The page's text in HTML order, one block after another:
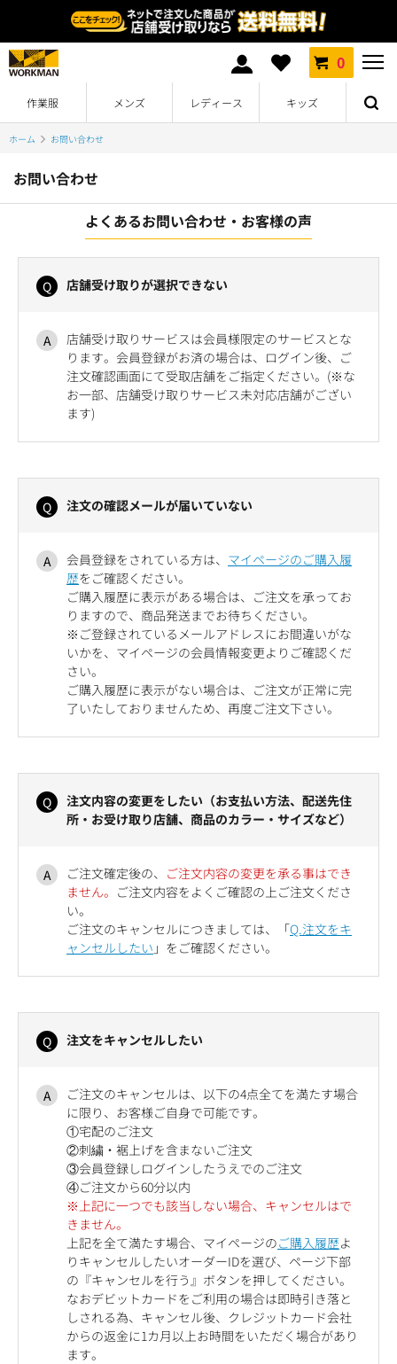
0
作業服 メンズ レディース キッズ
ホーム お問い合わせ
お問い合わせ
よくあるお問い合わせ・お客様の声
店舗受け取りが選択できない
店舗受け取りサービスは会員様限定のサービスとな
ります。会員登録がお済の場合は、ログイン後、ご
注文確認画面にて受取店舗をご指定ください。(※な
お一部、店舗受け取りサービス未対応店舗がござい
ます)
注文の確認メールが届いていない
会員登録をされている方は、 マイページのご購入履
歴をご確認ください。
ご購入履歴に表示がある場合は、ご注文を承ってお
りますので、商品発送までお待ちください。
※ご登録されているメールアドレスにお間違いがな
いかを、マイページの会員情報変更よりご確認くだ
さい。
ご購入履歴に表示がない場合は、ご注文が正常に完
了いたしておりませんため、再度ご注文下さい。
注文内容の変更をしたい（お支払い方法、配送先住
所・お受け取り店舗、商品のカラー・サイズなど）
ご注文確定後の、 ご注文内容の変更を承る事はでき
ません。 ご注文内容をよくご確認の上ご注文くださ
い。
ご注文のキャンセルにつきましては、「Q.注文をキ
ャンセルしたい 」をご確認ください。
注文をキャンセルしたい
ご注文のキャンセルは、以下の4点全てを満たす場合
に限り、お客様ご自身で可能です。
①宅配のご注文
②刺繍・裾上げを含まないご注文
③会員登録しログインしたうえでのご注文
④ご注文から60分以内
※上記に一つでも該当しない場合、キャンセルはで
きません。
上記を全て満たす場合、マイページのご購入履歴よ
りキャンセルしたいオーダーIDを選び、ページ下部
の『キャンセルを行う』ボタンを押してください。
なおデビットカードをご利用の場合は即時引き落と
しされる為、キャンセル後、クレジットカード会社
からの返金に1カ月以上お時間をいただく場合があり
ます。